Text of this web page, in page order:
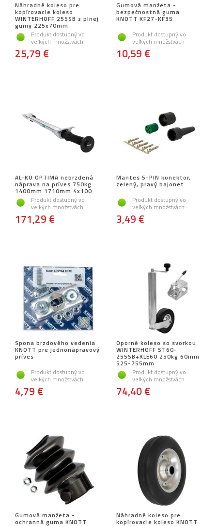
Náhradné koleso pre
kopírovacie koleso
WINTERHOFF 255SB z plnej
gumy 225x70mm
Produkt dostupný vo
veľkých množstvách
25,79 €
Gumová manžeta -
bezpečnostná guma
KNOTT KF27-KF35
Produkt dostupný vo
veľkých množstvách
10,59 €
AL-KO OPTIMA nebrzdená
náprava na príves 750kg
1400mm 1710mm 4x100
Produkt dostupný vo
veľkých množstvách
171,29 €
Mantes 5-PIN konektor,
zelený, pravý bajonet
Produkt dostupný vo
veľkých množstvách
3,49 €
Spona brzdového vedenia
KNOTT pre jednonápravový
príves
Produkt dostupný vo
veľkých množstvách
4,79 €
Oporné koleso so svorkou
WINTERHOFF ST60-
255SB+KLE60 250kg 60mm
525-755mm
Produkt dostupný vo
veľkých množstvách
74,40 €
Gumová manžeta -
ochranná guma KNOTT
Náhradné koleso pre
kopírovacie koleso KNOTT